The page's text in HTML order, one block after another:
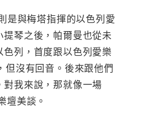
是與梅塔指揮的以色列愛
琴之後，帕爾曼也從未
列，首度跟以色列愛樂
沒有回音。後來跟他們
我來說，那就像一場
壇美談。